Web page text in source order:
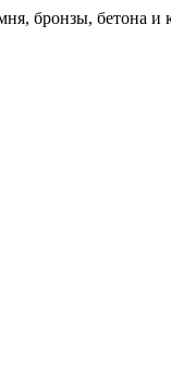
бронзы, бетона и